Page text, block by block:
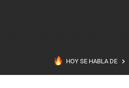
HOY SE HABLA DE